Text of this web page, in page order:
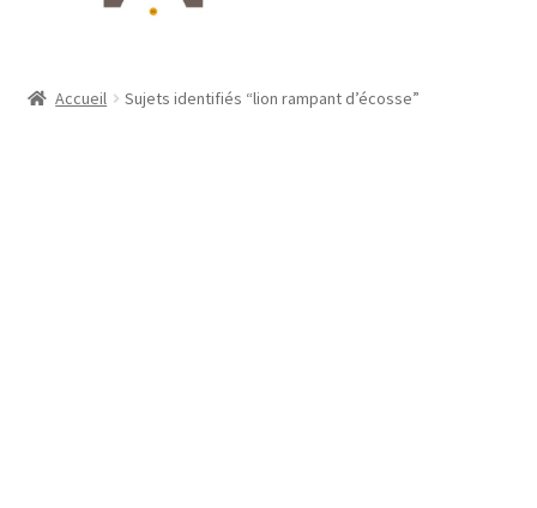
Accueil Sujets identifiés “lion rampant d’écosse”